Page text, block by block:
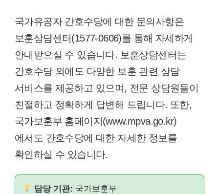
국가유공자 간호수당에 대한 문의사항은
보훈상담센터(1577-0606)를 통해 자세하게
안내받으실 수 있습니다. 보훈상담센터는
간호수당 외에도 다양한 보훈 관련 상담
서비스를 제공하고 있으며, 전문 상담원들이
친절하고 정확하게 답변해 드립니다. 또한,
국가보훈부 홈페이지(www.mpva.go.kr)
에서도 간호수당에 대한 자세한 정보를
확인하실 수 있습니다.
담당 기관: 국가보훈부